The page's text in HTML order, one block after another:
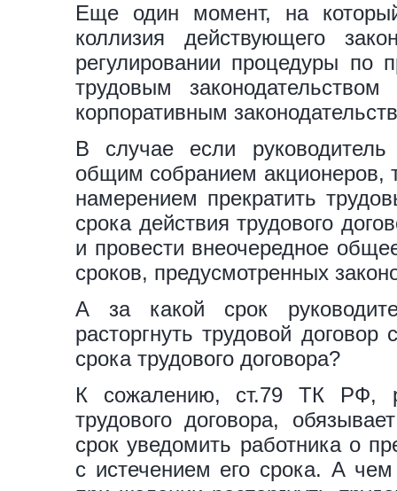
Еще один момент, на
коллизия действующего
регулировании процедуры по
трудовым
корпоративным
В случае если руководитель
общим собранием акционеров,
намерением прекратить
срока действия трудового
и провести внеочередное
сроков, предусмотренных
А за какой срок
расторгнуть трудовой
срока трудового договора?
К сожалению, ст.79 ТК РФ,
трудового договора,
срок уведомить работника о
с истечением его срока. А чем